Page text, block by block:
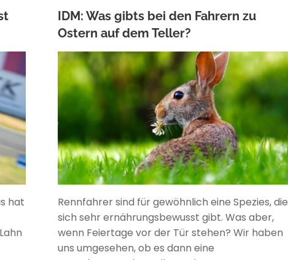
hat
IDM: Was gibts bei den Fahrern zu
Ostern auf dem Teller?
ANKE WIECZOREK
Rennfahrer sind für gewöhnlich eine Spezies, die
sich sehr ernährungsbewusst gibt. Was aber,
wenn Feiertage vor der Tür stehen? Wir haben
uns umgesehen, ob es dann eine